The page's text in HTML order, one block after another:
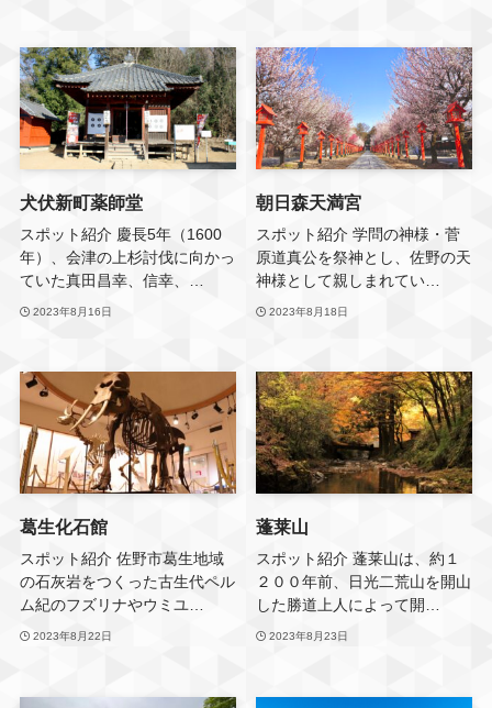
犬伏新町薬師堂
スポット紹介 慶長5年（1600
年）、会津の上杉討伐に向かっ
ていた真田昌幸、信幸、…
2023年8月16日
朝日森天満宮
スポット紹介 学問の神様・菅
原道真公を祭神とし、佐野の天
神様として親しまれてい…
2023年8月18日
葛生化石館
スポット紹介 佐野市葛生地域
の石灰岩をつくった古生代ペル
ム紀のフズリナやウミユ…
2023年8月22日
蓬莱山
スポット紹介 蓬莱山は、約１
２００年前、日光二荒山を開山
した勝道上人によって開…
2023年8月23日